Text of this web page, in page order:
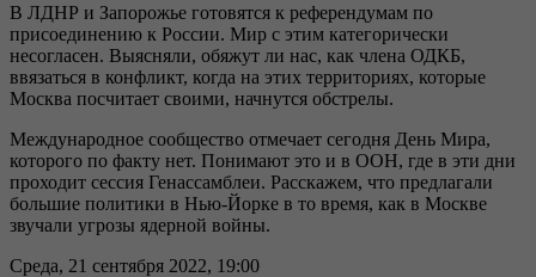
В ЛДНР и Запорожье готовятся к референдумам по
присоединению к России. Мир с этим категорически
несогласен. Выясняли, обяжут ли нас, как члена ОДКБ,
ввязаться в конфликт, когда на этих территориях, которые
Москва посчитает своими, начнутся обстрелы.
Международное сообщество отмечает сегодня День Мира,
которого по факту нет. Понимают это и в ООН, где в эти дни
проходит сессия Генассамблеи. Расскажем, что предлагали
большие политики в Нью-Йорке в то время, как в Москве
звучали угрозы ядерной войны.
Среда, 21 сентября 2022, 19:00